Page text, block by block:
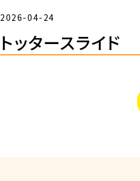
2026-04-24
トッタースライド